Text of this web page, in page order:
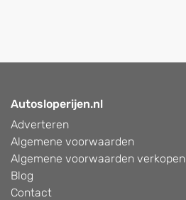
Autosloperijen.nl
Adverteren
Algemene voorwaarden
Algemene voorwaarden verkopen
Blog
Contact